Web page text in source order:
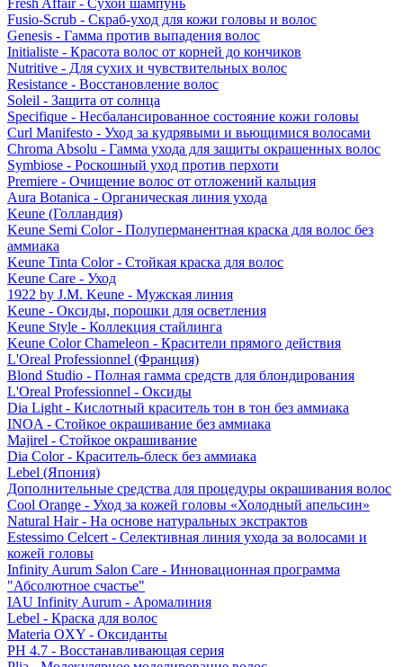
Fresh Affair - Сухой шампунь
Fusio-Scrub - Скраб-уход для кожи головы и волос
Genesis - Гамма против выпадения волос
Initialiste - Красота волос от корней до кончиков
Nutritive - Для сухих и чувствительных волос
Resistance - Восстановление волос
Soleil - Защита от солнца
Specifique - Несбалансированное состояние кожи головы
Curl Manifesto - Уход за кудрявыми и вьющимися волосами
Chroma Absolu - Гамма ухода для защиты окрашенных волос
Symbiose - Роскошный уход против перхоти
Premiere - Очищение волос от отложений кальция
Aura Botanica - Органическая линия ухода
Keune (Голландия)
Keune Semi Color - Полуперманентная краска для волос без
аммиака
Keune Tinta Color - Стойкая краска для волос
Keune Care - Уход
1922 by J.M. Keune - Мужская линия
Keune - Оксиды, порошки для осветления
Keune Style - Коллекция стайлинга
Keune Color Chameleon - Красители прямого действия
L'Oreal Professionnel (Франция)
Blond Studio - Полная гамма средств для блондирования
L'Oreal Professionnel - Оксиды
Dia Light - Кислотный краситель тон в тон без аммиака
INOA - Стойкое окрашивание без аммиака
Majirel - Стойкое окрашивание
Dia Color - Краситель-блеск без аммиака
Lebel (Япония)
Дополнительные средства для процедуры окрашивания волос
Cool Orange - Уход за кожей головы «Холодный апельсин»
Natural Hair - На основе натуральных экстрактов
Estessimo Celcert - Селективная линия ухода за волосами и
кожей головы
Infinity Aurum Salon Care - Инновационная программа
"Абсолютное счастье"
IAU Infinity Aurum - Аромалиния
Lebel - Краска для волос
Materia OXY - Оксиданты
PH 4.7 - Восстанавливающая серия